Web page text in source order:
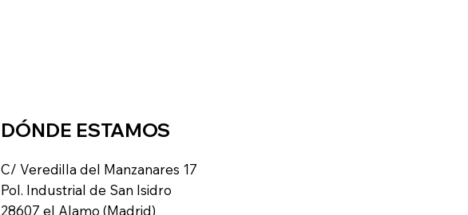
DÓNDE ESTAMOS
C/ Veredilla del Manzanares 17
Pol. Industrial de San Isidro
28607 el Alamo (Madrid)